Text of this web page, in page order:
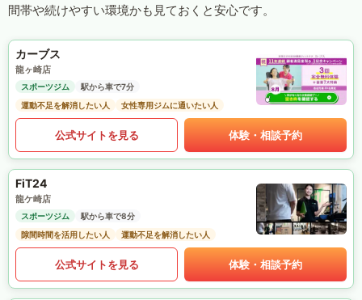
間帯や続けやすい環境かも見ておくと安心です。
カーブス
龍ヶ崎店
スポーツジム
駅から車で7分
運動不足を解消したい人
女性専用ジムに通いたい人
公式サイトを見る 体験・相談予約
FiT24
龍ケ崎店
スポーツジム
駅から車で8分
隙間時間を活用したい人
運動不足を解消したい人
公式サイトを見る 体験・相談予約